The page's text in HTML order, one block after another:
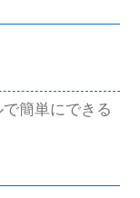
簡単にできる